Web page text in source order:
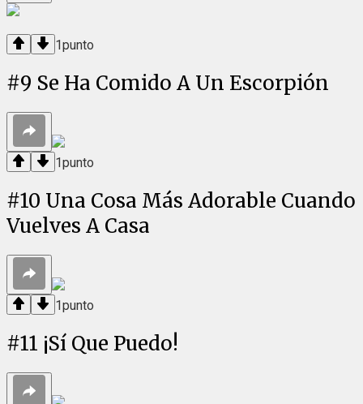
1punto
#9 Se Ha Comido A Un Escorpión
1punto
#10 Una Cosa Más Adorable Cuando
Vuelves A Casa
1punto
#11 ¡Sí Que Puedo!